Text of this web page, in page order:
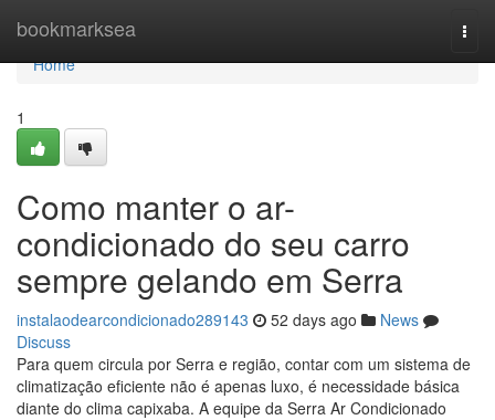
bookmarksea
Home
Home
1
Como manter o ar-
condicionado do seu carro
sempre gelando em Serra
instalaodearcondicionado289143 52 days ago
News
Discuss
Para quem circula por Serra e região, contar com um sistema de
climatização eficiente não é apenas luxo, é necessidade básica
diante do clima capixaba. A equipe da Serra Ar Condicionado